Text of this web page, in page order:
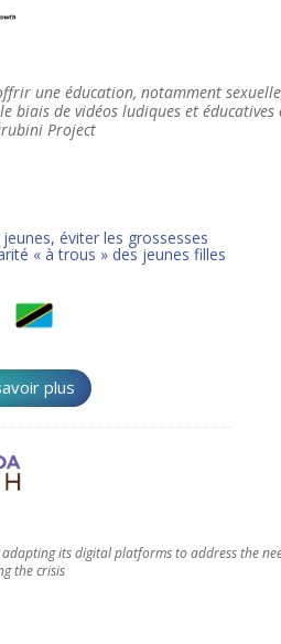
une éducation, notamment
biais de vidéos ludiques et éducatives
Project
éviter les grossesses
« à trous » des jeunes filles
plus
adapting its digital platforms to address the
the crisis